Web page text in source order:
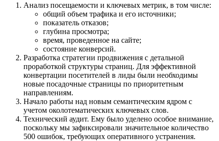
Анализ посещаемости и ключевых метрик, в том числе:
общий объем трафика и его источники;
показатель отказов;
глубина просмотра;
время, проведенное на сайте;
состояние конверсий.
Разработка стратегии продвижения с детальной
проработкой структуры страниц. Для эффективной
конвертации посетителей в лиды были необходимы
новые посадочные страницы по приоритетным
направлениям.
Начало работы над новым семантическим ядром с
учетом околотематических ключевых слов.
Технический аудит. Ему было уделено особое внимание,
поскольку мы зафиксировали значительное количество
500 ошибок, требующих оперативного устранения.